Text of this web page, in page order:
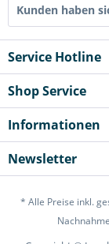
Kunden haben
Service Hotline
Shop Service
Informationen
Newsletter
* Alle Preise inkl.